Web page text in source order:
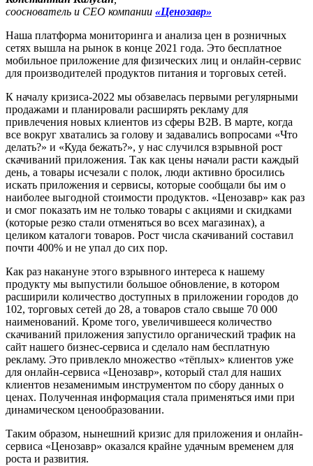
сооснователь и СЕО компании «Ценозавр»
Наша платформа мониторинга и анализа цен в розничных
сетях вышла на рынок в конце 2021 года. Это бесплатное
мобильное приложение для физических лиц и онлайн-сервис
для производителей продуктов питания и торговых сетей.
К началу кризиса-2022 мы обзавелась первыми регулярными
продажами и планировали расширять рекламу для
привлечения новых клиентов из сферы B2B. В марте, когда
все вокруг хватались за голову и задавались вопросами «Что
делать?» и «Куда бежать?», у нас случился взрывной рост
скачиваний приложения. Так как цены начали расти каждый
день, а товары исчезали с полок, люди активно бросились
искать приложения и сервисы, которые сообщали бы им о
наиболее выгодной стоимости продуктов. «Ценозавр» как раз
и смог показать им не только товары с акциями и скидками
(которые резко стали отменяться во всех магазинах), а
целиком каталоги товаров. Рост числа скачиваний составил
почти 400% и не упал до сих пор.
Как раз накануне этого взрывного интереса к нашему
продукту мы выпустили большое обновление, в котором
расширили количество доступных в приложении городов до
102, торговых сетей до 28, а товаров стало свыше 70 000
наименований. Кроме того, увеличившееся количество
скачиваний приложения запустило органический трафик на
сайт нашего бизнес-сервиса и сделало нам бесплатную
рекламу. Это привлекло множество «тёплых» клиентов уже
для онлайн-сервиса «Ценозавр», который стал для наших
клиентов незаменимым инструментом по сбору данных о
ценах. Полученная информация стала применяться ими при
динамическом ценообразовании.
Таким образом, нынешний кризис для приложения и онлайн-
сервиса «Ценозавр» оказался крайне удачным временем для
роста и развития.